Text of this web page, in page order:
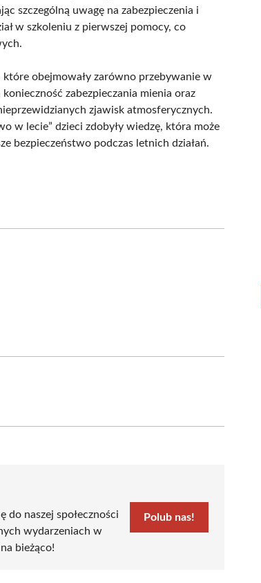
szczególną uwagę na zabezpieczenia i
w szkoleniu z pierwszej pomocy, co
obejmowały zarówno przebywanie w
zabezpieczania mienia oraz
zjawisk atmosferycznych.
w lecie” dzieci zdobyły wiedzę, która może
bezpieczeństwo podczas letnich działań.
do naszej społeczności
wydarzeniach w
bieżąco!
Polub nas!